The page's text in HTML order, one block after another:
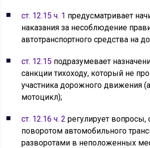
ст. 12.15 ч. 1 предусматривает
наказания за несоблюдение
автотранспортного средства на
ст. 12.15 подразумевает
санкции тихоходу, который не
участника дорожного движения
мотоцикл);
ст. 12.16 ч. 2 регулирует вопросы,
поворотом автомобильного
разворотами в неположенных